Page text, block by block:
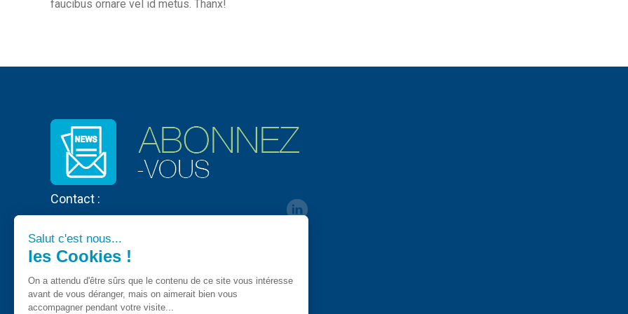
faucibus ornare vel id metus. Thanx!
Contact :
Salut c'est nous...
les Cookies !
On a attendu d'être sûrs que le contenu de ce site vous intéresse
avant de vous déranger, mais on aimerait bien vous
accompagner pendant votre visite...